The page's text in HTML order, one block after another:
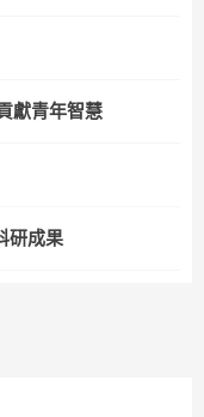
獻青年智慧
研成果